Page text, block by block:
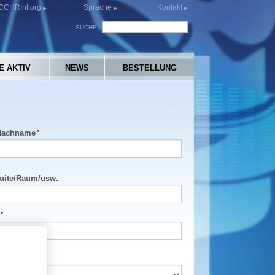
Sprache Kontakt
SUCHE
AKTIV NEWS BESTELLUNG
/Raum/usw.